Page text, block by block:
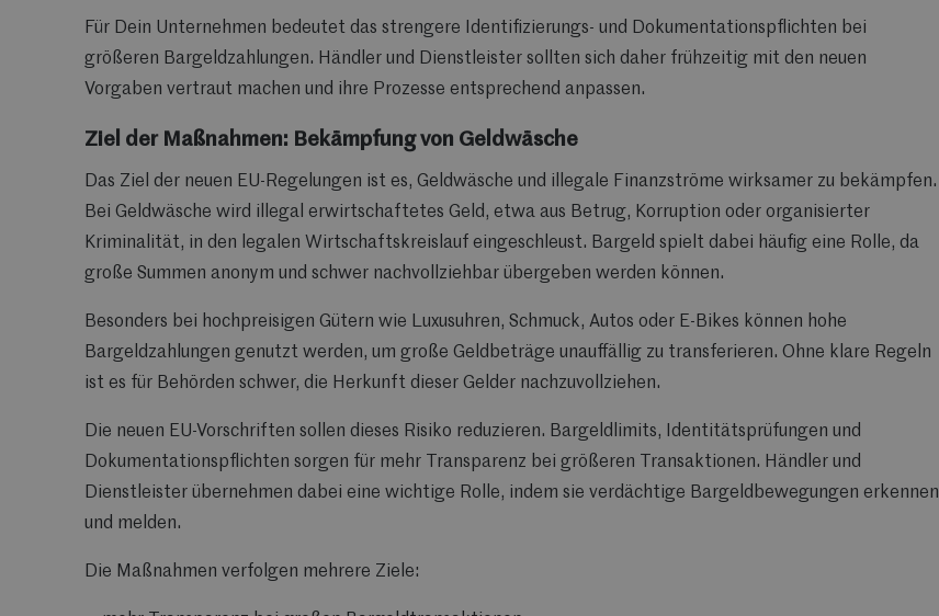
Für Dein Unternehmen bedeutet das strengere Identifizierungs- und Dokumentationspflichten bei
größeren Bargeldzahlungen. Händler und Dienstleister sollten sich daher frühzeitig mit den neuen
Vorgaben vertraut machen und ihre Prozesse entsprechend anpassen.
Ziel der Maßnahmen: Bekämpfung von Geldwäsche
Das Ziel der neuen EU-Regelungen ist es, Geldwäsche und illegale Finanzströme wirksamer zu bekämpfen.
Bei Geldwäsche wird illegal erwirtschaftetes Geld, etwa aus Betrug, Korruption oder organisierter
Kriminalität, in den legalen Wirtschaftskreislauf eingeschleust. Bargeld spielt dabei häufig eine Rolle, da
große Summen anonym und schwer nachvollziehbar übergeben werden können.
Besonders bei hochpreisigen Gütern wie Luxusuhren, Schmuck, Autos oder E-Bikes können hohe
Bargeldzahlungen genutzt werden, um große Geldbeträge unauffällig zu transferieren. Ohne klare Regeln
ist es für Behörden schwer, die Herkunft dieser Gelder nachzuvollziehen.
Die neuen EU-Vorschriften sollen dieses Risiko reduzieren. Bargeldlimits, Identitätsprüfungen und
Dokumentationspflichten sorgen für mehr Transparenz bei größeren Transaktionen. Händler und
Dienstleister übernehmen dabei eine wichtige Rolle, indem sie verdächtige Bargeldbewegungen erkennen
und melden.
Die Maßnahmen verfolgen mehrere Ziele: